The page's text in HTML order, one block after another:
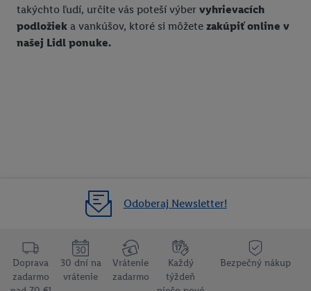
takýchto ľudí, určite vás poteší výber vyhrievacích
podložiek a vankúšov, ktoré si môžete zakúpiť online v
našej Lidl ponuke.
Odoberaj Newsletter!
Doprava
zadarmo
30 dní na
vrátenie
Vrátenie
zadarmo
Každý
týždeň
Bezpečný nákup